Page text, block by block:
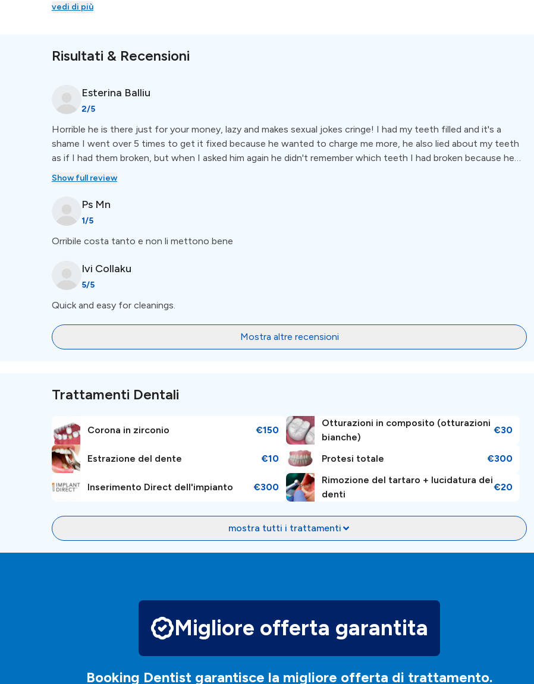
vedi di più
Risultati & Recensioni
Esterina Balliu
2/5
Horrible he is there just for your money, lazy and makes sexual jokes cringe! I had my teeth filled and it's a
shame I went over 5 times to get it fixed because he wanted to charge me more, he also lied about my teeth
as if I had them broken, but when I asked him again he didn't remember which teeth I had broken because he
was lying. Careful if you are a foreign he will change you 5x more
Show full review
Ps Mn
1/5
Orribile costa tanto e non li mettono bene
Ivi Collaku
5/5
Quick and easy for cleanings.
Mostra altre recensioni
Trattamenti Dentali
Corona in zirconio €150
Otturazioni in composito (otturazioni
bianche)
€30
Estrazione del dente €10 Protesi totale €300
Inserimento Direct dell'impianto €300
Rimozione del tartaro + lucidatura dei
denti
€20
mostra tutti i trattamenti
Migliore offerta garantita
Booking Dentist garantisce la migliore offerta di trattamento.